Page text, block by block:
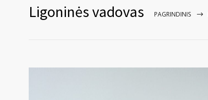
Ligoninės vadovas PAGRINDINIS